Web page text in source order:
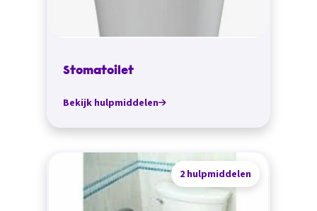
Stomatoilet
Bekijk hulpmiddelen
2 hulpmiddelen